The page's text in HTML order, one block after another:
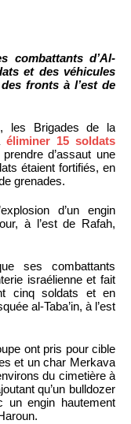
combattants d’Al-
et des véhicules
fronts à l’est de
les Brigades de la
éliminer 15 soldats
d’assaut une
étaient fortifiés, en
grenades.
d’un engin
à l’est de Rafah,
ses combattants
israélienne et fait
cinq soldats et en
al-Taba’in, à l’est
ont pris pour cible
et un char Merkava
du cimetière à
qu’un bulldozer
un engin hautement